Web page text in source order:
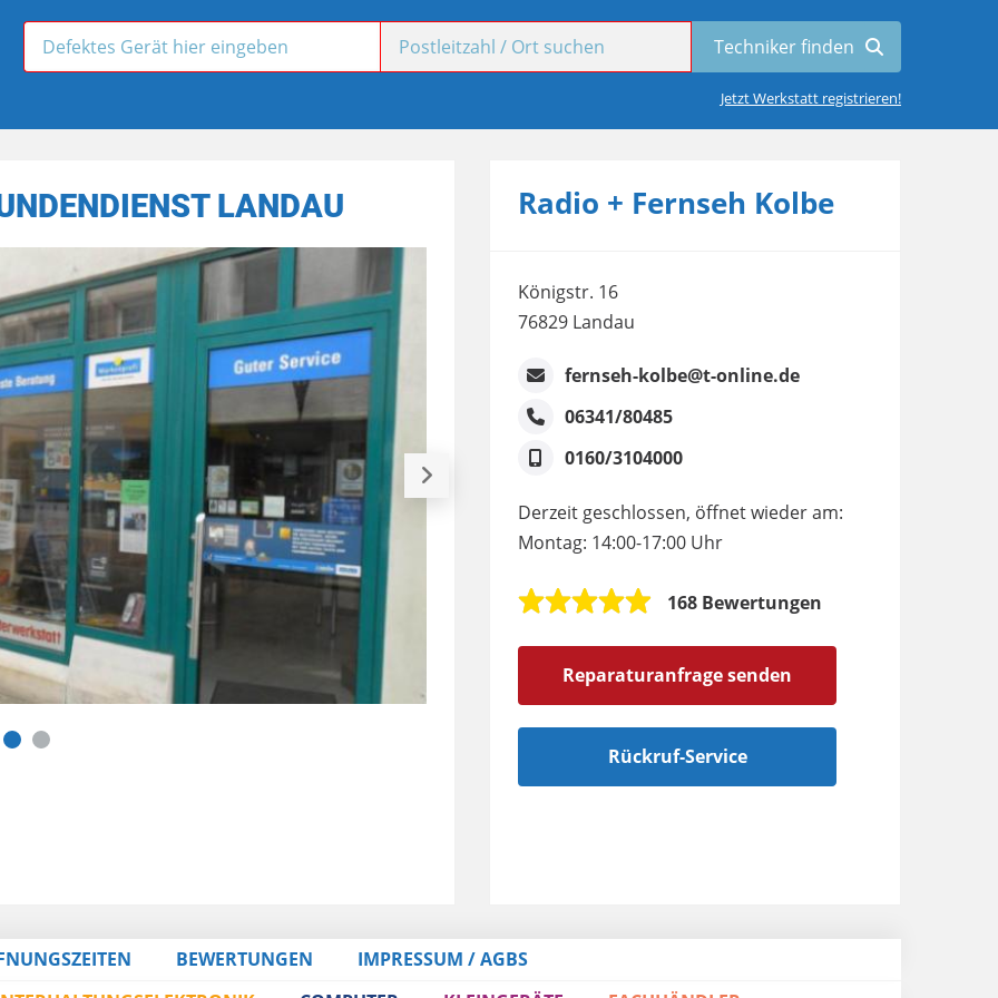
Jetzt Werkstatt registrieren!
LANDAU Radio + Fernseh Kolbe
Königstr. 16
76829 Landau
fernseh-kolbe@t-online.de
06341/80485
0160/3104000
Derzeit geschlossen, öffnet wieder am:
Montag: 14:00-17:00 Uhr
168 Bewertungen
Reparaturanfrage senden
Rückruf-Service
BEWERTUNGEN
IMPRESSUM / AGBS